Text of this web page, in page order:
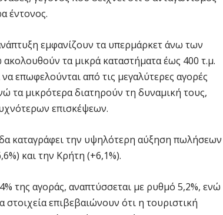
έντονος.
εμφανίζουν τα υπερμάρκετ άνω των
τα μικρά καταστήματα έως 400 τ.μ.
επωφελούνται από τις μεγαλύτερες αγορές
τα μικρότερα διατηρούν τη δυναμική τους,
επισκέψεων.
καταγράφει την υψηλότερη αύξηση πωλήσεων
και την Κρήτη (+6,1%).
της αγοράς, αναπτύσσεται με ρυθμό 5,2%, ενώ
επιβεβαιώνουν ότι η τουριστική